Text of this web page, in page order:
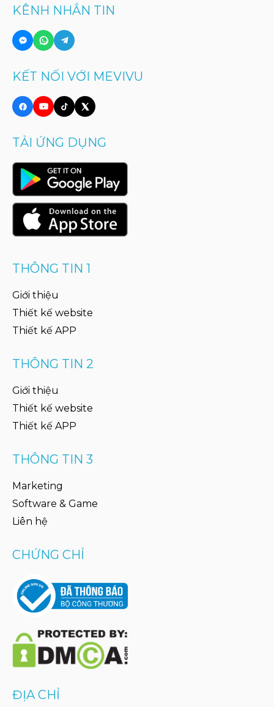
KÊNH NHẮN TIN
KẾT NỐI VỚI MEVIVU
TẢI ỨNG DỤNG
THÔNG TIN 1
Giới thiệu
Thiết kế website
Thiết kế APP
THÔNG TIN 2
Giới thiệu
Thiết kế website
Thiết kế APP
THÔNG TIN 3
Marketing
Software & Game
Liên hệ
CHỨNG CHỈ
ĐỊA CHỈ